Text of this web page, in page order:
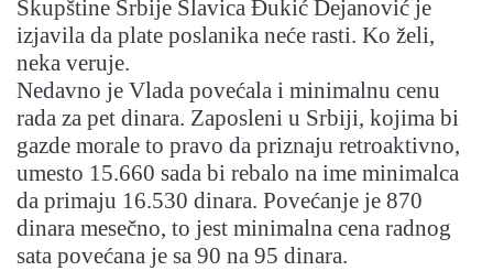
Skupštine Srbije Slavica Đukić Dejanović je
izjavila da plate poslanika neće rasti. Ko želi,
neka veruje.
Nedavno je Vlada povećala i minimalnu cenu
rada za pet dinara. Zaposleni u Srbiji, kojima bi
gazde morale to pravo da priznaju retroaktivno,
umesto 15.660 sada bi rebalo na ime minimalca
da primaju 16.530 dinara. Povećanje je 870
dinara mesečno, to jest minimalna cena radnog
sata povećana je sa 90 na 95 dinara.